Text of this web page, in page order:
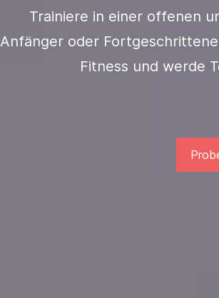
Trainiere in einer offenen
Anfänger oder
Fitness und werde